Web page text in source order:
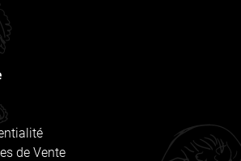
de Vente